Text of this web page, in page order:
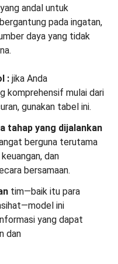
andal untuk
pada ingatan,
daya yang tidak
: jika Anda
komprehensif mulai dari
gunakan tabel ini.
tahap yang dijalankan
berguna terutama
dan
bersamaan.
tim—baik itu para
ini
yang dapat
dan